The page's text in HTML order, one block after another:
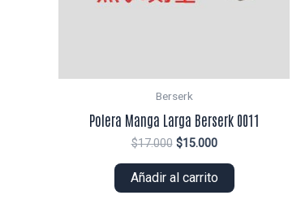
Berserk
Polera Manga Larga Berserk 0011
$17.000 El
original
era:
$15.000El
actual
es:
Añadir al carrito